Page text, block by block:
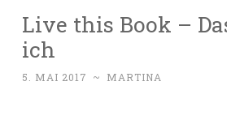
Live this Book –
ich
5. MAI 2017 ~ MARTINA